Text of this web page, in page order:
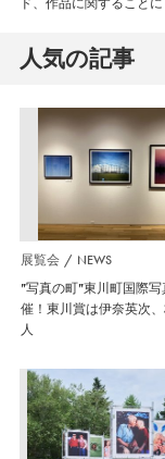
ド、作品に関すること
人気の記事
展覧会 NEWS
”写真の町”東川町国際
催！東川賞は伊奈英次
人